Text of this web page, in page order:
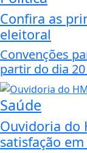
Confira as
eleitoral
Convenções
partir do dia
Saúde
Ouvidoria do
satisfação